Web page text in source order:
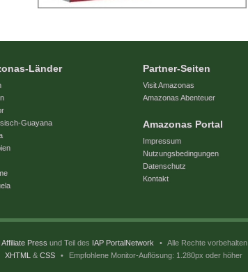
Länder
Guayana
Partner-Seiten
Visit Amazonas
Amazonas Abenteuer
Amazonas Portal
Impressum
Nutzungsbedingungen
Datenschutz
Kontakt
Press und Teil des IAP PortalNetwork • Alle Rechte vorbehalten.
XHTML & CSS • Empfohlene Monitor-Auflösung: 1.280px oder höher